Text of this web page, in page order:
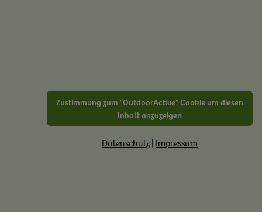
Zustimmung zum "OutdoorActive" Cookie um diesen
Inhalt anzuzeigen
Datenschutz| Impressum